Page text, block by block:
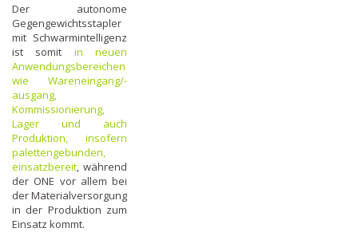
Der autonome
Gegengewichtsstapler
mit Schwarmintelligenz
ist somit in neuen
Anwendungsbereichen
wie Wareneingang/-
ausgang,
Kommissionierung,
Lager und auch
Produktion, insofern
palettengebunden,
einsatzbereit, während
der ONE vor allem bei
der Materialversorgung
in der Produktion zum
Einsatz kommt.